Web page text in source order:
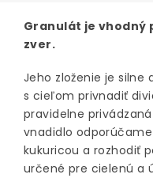
Granulát je vhodný
zver.
Jeho zloženie je silne
s cieľom privnadiť
pravidelne
vnadidlo
kukuricou a rozhodiť
určené pre cielenú a